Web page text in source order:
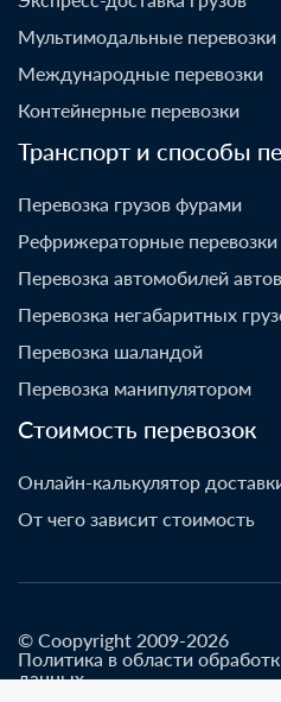
Мультимодальные перевозки
Международные перевозки
Контейнерные перевозки
Транспорт и способы
Перевозка грузов фурами
Рефрижераторные перевозки
Перевозка автомобилей
Перевозка негабаритных
Перевозка шаландой
Перевозка манипулятором
Стоимость перевозок
Онлайн-калькулятор
От чего зависит стоимость
© Coopyright 2009-2026
Политика в области
данных